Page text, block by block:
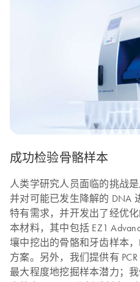
成功检验骨骼样本
人类学研究人员面临的挑战
并对可能已发生降解的 DNA
特有需求，并开发出了经优
本材料，其中包括 EZ1
壤中挖出的骨骼和牙齿样本
方案。另外，我们提供有
最大程度地挖掘样本潜力；